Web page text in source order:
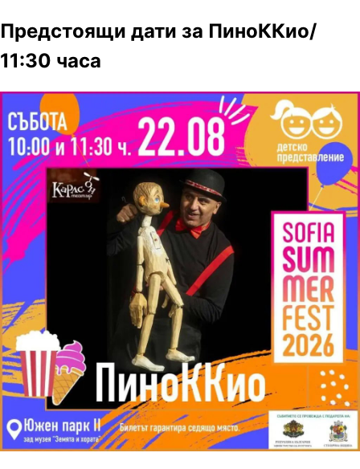
Предстоящи дати за ПиноККио/
11:30 часа